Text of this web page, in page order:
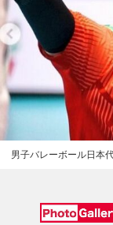
男子バレーボール日本